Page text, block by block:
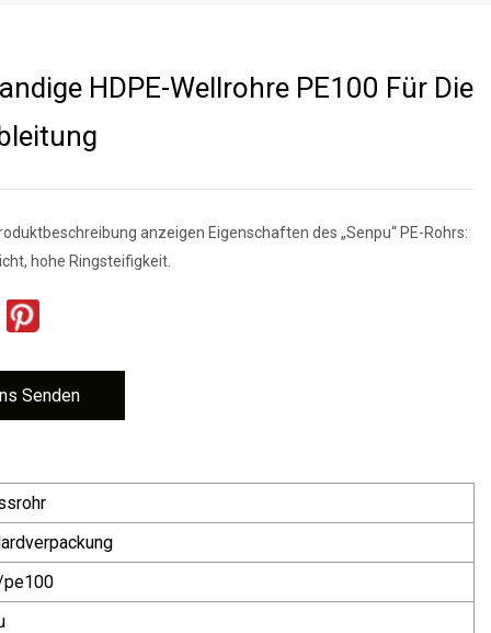
HDPE-Wellrohre PE100 Für Die
anzeigen Eigenschaften des „Senpu“ PE-Rohrs:
hohe Ringsteifigkeit.
Senden